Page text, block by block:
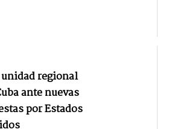
regional
ante nuevas
por Estados